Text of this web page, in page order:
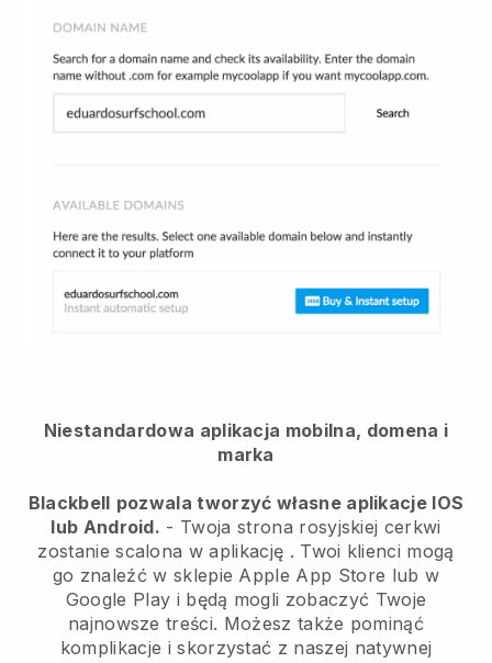
Niestandardowa aplikacja mobilna, domena i
marka
Blackbell pozwala tworzyć własne aplikacje IOS
lub Android. - Twoja strona rosyjskiej cerkwi
zostanie scalona w aplikację . Twoi klienci mogą
go znaleźć w sklepie Apple App Store lub w
Google Play i będą mogli zobaczyć Twoje
najnowsze treści. Możesz także pominąć
komplikacje i skorzystać z naszej natywnej